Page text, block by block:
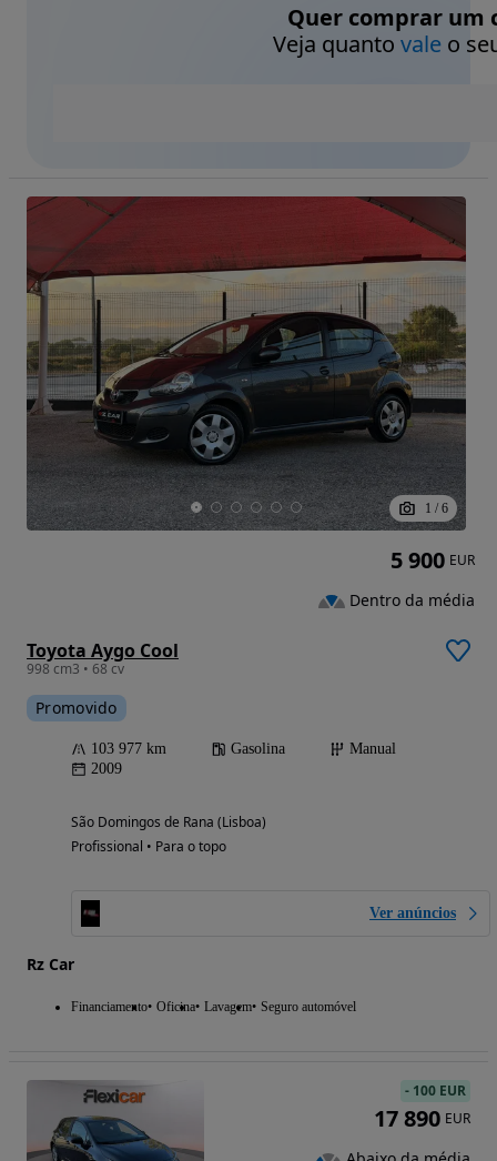
Quer comprar um
Veja quanto valeo
1 / 6
Toyota Aygo Cool
998 cm3 • 68 cv
Promovido
103 977 km Gasolina
Manual
2009
São Domingos de Rana (Lisboa)
Profissional • Para o topo
Ver anúncios
Rz Car
Financiamento Oficina Lavagem Seguro automóvel
5 900 EUR
Dentro da média
- 100 EUR
17 890 EUR